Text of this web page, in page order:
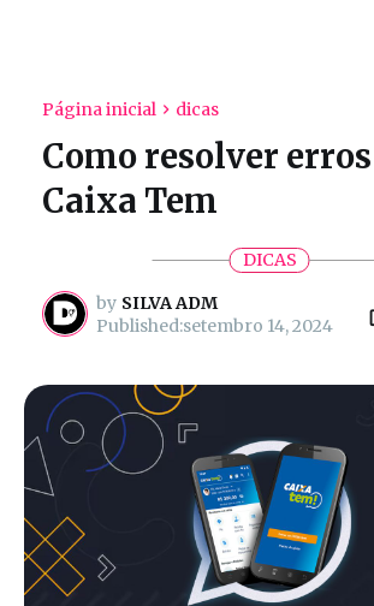
Página inicial dicas
Como resolver
Caixa Tem
by SILVA ADM
setembro 14, 2024
DICAS